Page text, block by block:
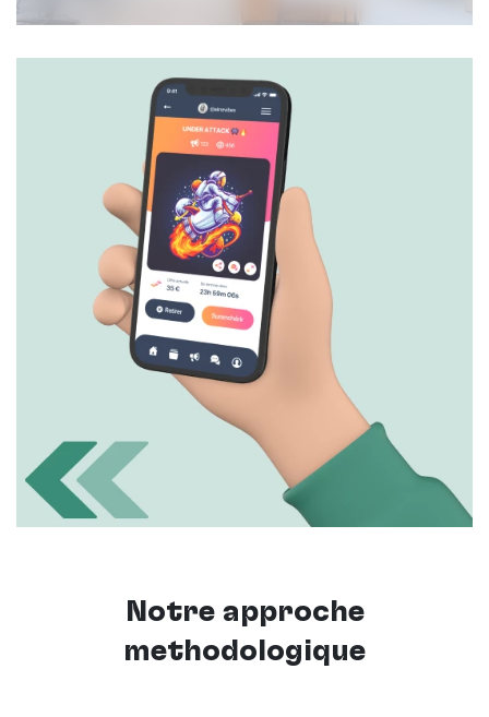
Notre approche
méthodologique